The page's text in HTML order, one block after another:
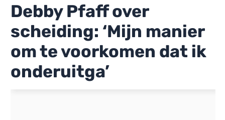
Debby Pfaff over
scheiding: ‘Mijn manier
om te voorkomen dat ik
onderuitga’